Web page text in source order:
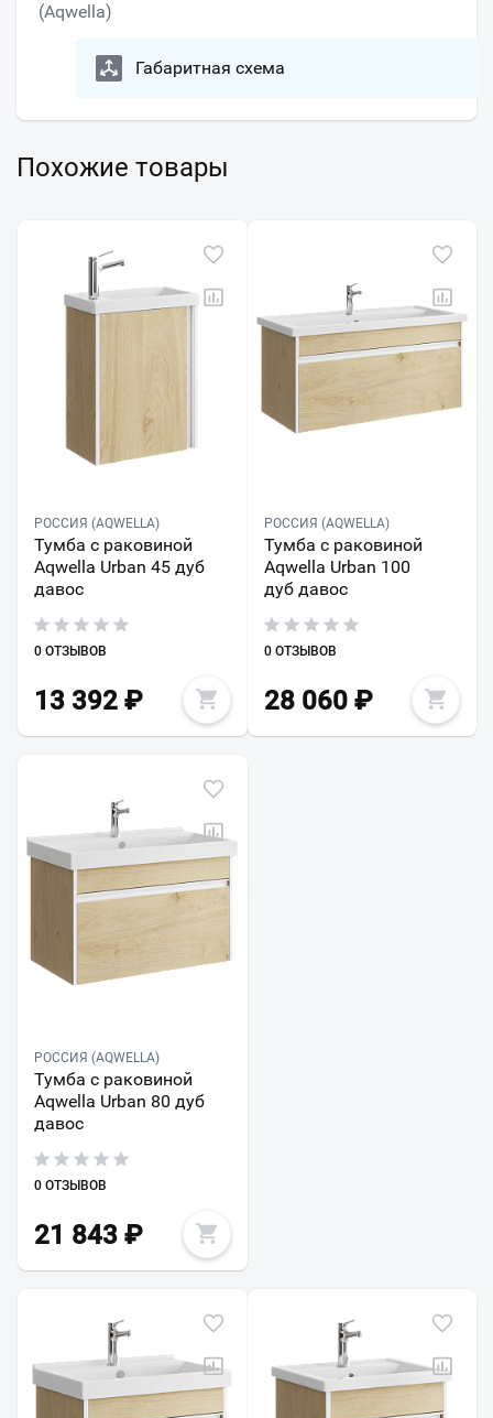
(Aqwella)
Габаритная схема
Похожие товары
РОССИЯ (AQWELLA)
Тумба с раковиной
Aqwella Urban 45 дуб
давос
0 ОТЗЫВОВ
13 392 ₽
РОССИЯ (AQWELLA)
Тумба с раковиной
Aqwella Urban 100
дуб давос
0 ОТЗЫВОВ
28 060₽
РОССИЯ (AQWELLA)
Тумба с раковиной
Aqwella Urban 80 дуб
давос
0 ОТЗЫВОВ
21 843 ₽